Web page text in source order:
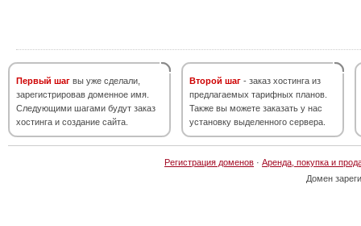
Первый шаг вы уже сделали,
зарегистрировав доменное имя.
Следующими шагами будут заказ
хостинга и создание сайта.
Второй шаг - заказ хостинга из
предлагаемых тарифных планов.
Также вы можете заказать у нас
установку выделенного сервера.
Регистрация доменов · Аренда, покупка и
Домен